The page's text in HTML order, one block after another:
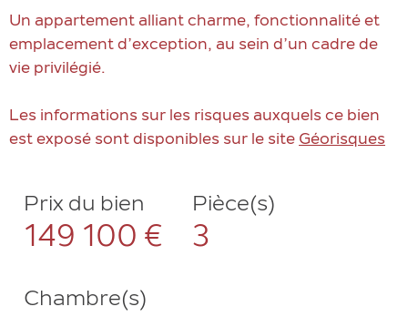
Un appartement alliant charme, fonctionnalité et
emplacement d’exception, au sein d’un cadre de
vie privilégié.
Les informations sur les risques auxquels ce bien
est exposé sont disponibles sur le site Géorisques
Prix du bien
149 100 €
Pièce(s)
3
Chambre(s)